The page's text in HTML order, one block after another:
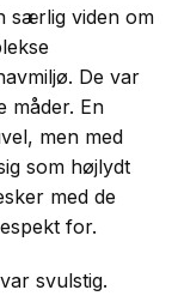
særlig viden om
De var
måder. En
men med
som højlydt
med de
for.
svulstig.